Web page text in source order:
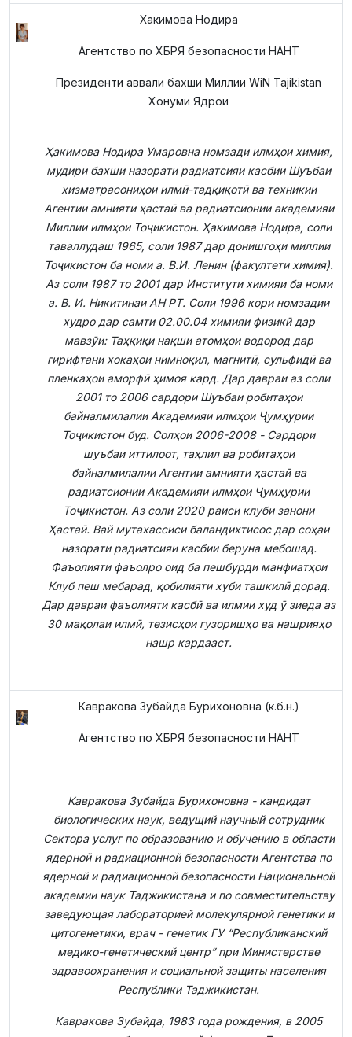
Хакимова Нодира
Агентство по ХБРЯ безопасности НАНТ
Президенти аввали бахши Миллии WiN Tajikistan
Хонуми Ядрои
Ҳакимова Нодира Умаровна номзади илмҳои химия,
мудири бахши назорати радиатсияи касбии Шуъбаи
хизматрасониҳои илмӣ-тадқиқотӣ ва техникии
Агентии амнияти ҳастаӣ ва радиатсионии академияи
Миллии илмҳои Тоҷикистон. Ҳакимова Нодира, соли
таваллудаш 1965, соли 1987 дар донишгоҳи миллии
Тоҷикистон ба номи а. В.И. Ленин (факултети химия).
Аз соли 1987 то 2001 дар Институти химияи ба номи
а. В. И. Никитинаи АН РТ. Соли 1996 кори номзадии
худро дар самти 02.00.04 химияи физикӣ дар
мавзӯи: Таҳқиқи нақши атомҳои водород дар
гирифтани хокаҳои нимноқил, магнитӣ, сульфидӣ ва
пленкаҳои аморфӣ ҳимоя кард. Дар давраи аз соли
2001 то 2006 сардори Шуъбаи робитаҳои
байналмилалии Академияи илмҳои Ҷумҳурии
Тоҷикистон буд. Солҳои 2006-2008 - Сардори
шуъбаи иттилоот, таҳлил ва робитаҳои
байналмилалии Агентии амнияти ҳастаӣ ва
радиатсионии Академияи илмҳои Ҷумҳурии
Тоҷикистон. Аз соли 2020 раиси клуби занони
Ҳастаӣ. Вай мутахассиси баландихтисос дар соҳаи
назорати радиатсияи касбии беруна мебошад.
Фаъолияти фаъолро оид ба пешбурди манфиатҳои
Клуб пеш мебарад, қобилияти хуби ташкилӣ дорад.
Дар давраи фаъолияти касбӣ ва илмии худ ӯ зиеда аз
30 мақолаи илмӣ, тезисҳои гузоришҳо ва нашрияҳо
нашр кардааст.
Кавракова Зубайда Бурихоновна (к.б.н.)
Агентство по ХБРЯ безопасности НАНТ
Кавракова Зубайда Бурихоновна - кандидат
биологических наук, ведущий научный сотрудник
Сектора услуг по образованию и обучению в области
ядерной и радиационной безопасности Агентства по
ядерной и радиационной безопасности Национальной
академии наук Таджикистана и по совместительству
заведующая лабораторией молекулярной генетики и
цитогенетики, врач - генетик ГУ “Республиканский
медико-генетический центр” при Министерстве
здравоохранения и социальной защиты населения
Республики Таджикистан.
Кавракова Зубайда, 1983 года рождения, в 2005